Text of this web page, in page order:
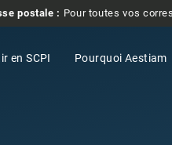
postale : Pour toutes vos
en SCPI Pourquoi Aestiam